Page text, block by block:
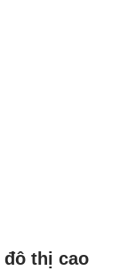
thị cao